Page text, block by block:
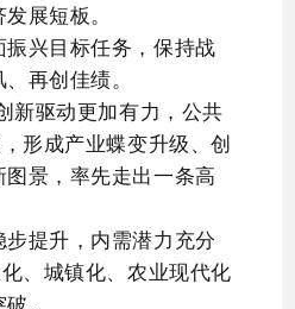
展短板。
兴目标任务，保持战
再创佳绩。
新驱动更加有力，公共
形成产业蝶变升级、创
景，率先走出一条高
提升，内需潜力充分
、城镇化、农业现代化